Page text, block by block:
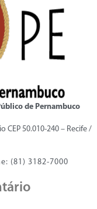
de Pernambuco
CEP 50.010-240 – Recife /
(81) 3182-7000